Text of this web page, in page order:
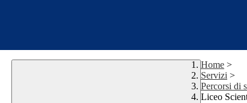
Home >
Servizi >
Percorsi di
Liceo